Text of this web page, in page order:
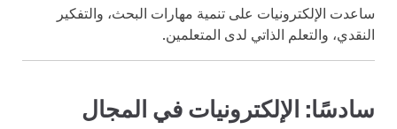
ساعدت الإلكترونيات على تنمية مهارات البحث، والتفكير
النقدي، والتعلم الذاتي لدى المتعلمين.
سادسًا: الإلكترونيات في المجال